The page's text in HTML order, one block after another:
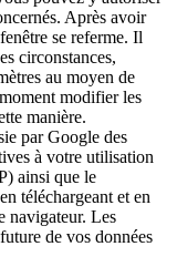
Après avoir
se referme. Il
circonstances,
au moyen de
modifier les
manière.
par Google des
à votre utilisation
ainsi que le
téléchargeant et en
navigateur. Les
de vos données